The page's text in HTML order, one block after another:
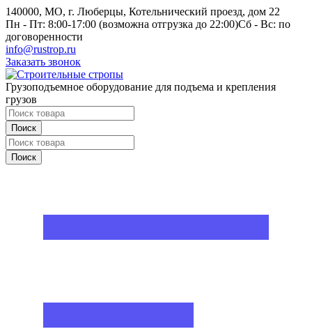
140000, МО, г. Люберцы, Котельнический проезд, дом 22
Пн - Пт: 8:00-17:00 (возможна отгрузка до 22:00)Сб - Вс: по
договоренности
info@rustrop.ru
Заказать звонок
Грузоподъемное оборудование для подъема и крепления
грузов
Поиск
Поиск